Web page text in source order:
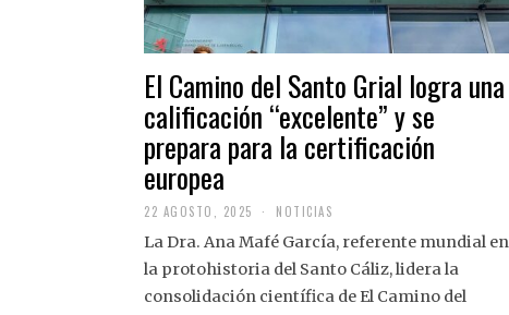
El Camino del Santo Grial logra una
calificación “excelente” y se
prepara para la certificación
europea
22 AGOSTO, 2025
A
G
O
S
NOTICIAS
La Dra. Ana Mafé García, referente mundial en
la protohistoria del Santo Cáliz, lidera la
consolidación científica de El Camino del